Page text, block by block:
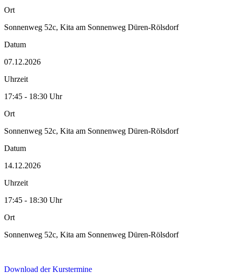
Ort
Sonnenweg 52c, Kita am Sonnenweg Düren-Rölsdorf
Datum
07.12.2026
Uhrzeit
17:45 - 18:30 Uhr
Ort
Sonnenweg 52c, Kita am Sonnenweg Düren-Rölsdorf
Datum
14.12.2026
Uhrzeit
17:45 - 18:30 Uhr
Ort
Sonnenweg 52c, Kita am Sonnenweg Düren-Rölsdorf
Download der Kurstermine